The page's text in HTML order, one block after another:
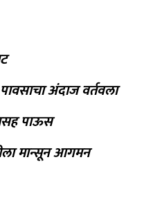
अंदाज वर्तवला
पाऊस
मान्सून आगमन